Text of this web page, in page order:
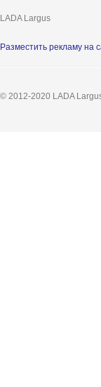
LADA Largus
Разместить рекламу на
© 2012-2020 LADA